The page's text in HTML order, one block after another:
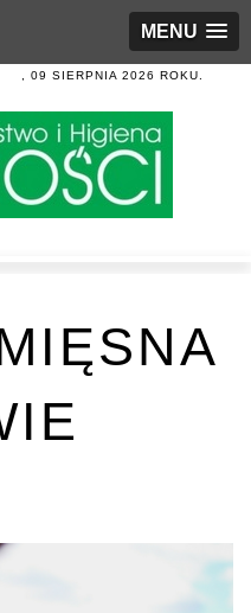
MENU
, 09 SIERPNIA 2026 ROKU.